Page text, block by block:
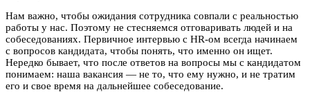
Нам важно, чтобы ожидания сотрудника совпали с реальностью
работы у нас. Поэтому не стесняемся отговаривать людей и на
собеседованиях. Первичное интервью с HR-ом всегда начинаем
с вопросов кандидата, чтобы понять, что именно он ищет.
Нередко бывает, что после ответов на вопросы мы с кандидатом
понимаем: наша вакансия — не то, что ему нужно, и не тратим
его и свое время на дальнейшее собеседование.